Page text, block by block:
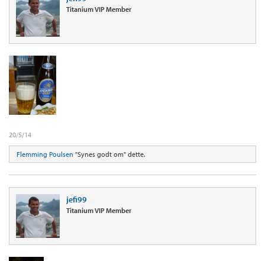
Titanium VIP Member
20/5/14
Flemming Poulsen "Synes godt om" dette.
jefi99
Titanium VIP Member